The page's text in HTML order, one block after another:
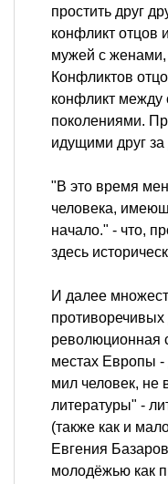
простить друг
конфликт отцов
мужей с женами,
Конфликтов
конфликт
поколениями.
идущими друг за
"В это время
человека,
начало." - что,
здесь
И далее
революционная
местах Европы -
мил человек, не
литературы" -
(также как и
Евгения
молодёжью как